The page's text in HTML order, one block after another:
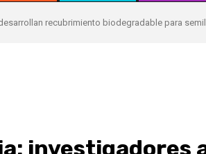
recubrimiento biodegradable para
investigadores